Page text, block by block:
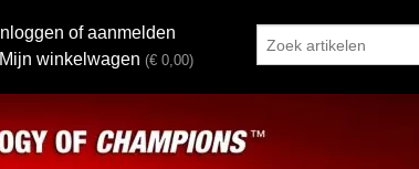
Inloggen of aanmelden
Mijn winkelwagen (€0,00)